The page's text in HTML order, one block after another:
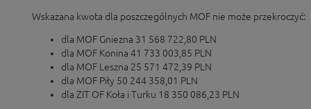
Wskazana kwota dla poszczególnych MOF nie może przekroczyć:
dla MOF Gniezna 31 568 722,80 PLN
dla MOF Konina 41 733 003,85 PLN
dla MOF Leszna 25 571 472,39 PLN
dla MOF Piły 50 244 358,01 PLN
dla ZIT OF Koła i Turku 18 350 086,23 PLN